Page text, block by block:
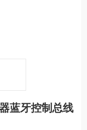
蓝牙控制总线